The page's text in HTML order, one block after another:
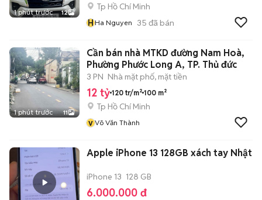
1 phút trước 12
Tp Hồ Chí Minh
HHa Nguyen 35 đã bán
1 phút trước 11
Cần bán nhà MTKD đường Nam Hoà,
Phường Phước Long A, TP. Thủ đức
3 PN Nhà mặt phố, mặt tiền
12 tỷ 120 tr/m² 100 m²
Tp Hồ Chí Minh
v Võ Văn Thành
Apple iPhone 13 128GB xách tay Nhật
iPhone 13 128 GB
6.000.000 đ